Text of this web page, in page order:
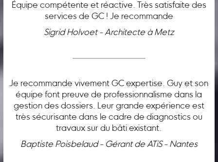
Équipe compétente et réactive. Très satisfaite des
services de GC ! Je recommande
Sigrid Holvoet - Architecte à Metz
Je recommande vivement GC expertise. Guy et son
équipe font preuve de professionnalisme dans la
gestion des dossiers. Leur grande expérience est
très sécurisante dans le cadre de diagnostics ou
travaux sur du bâti existant.
Baptiste Poisbelaud - Gérant de ATiS - Nantes